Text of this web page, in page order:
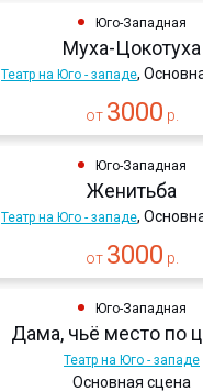
Юго-Западная
Муха-Цокотуха
Театр на Юго - западе,
от 3000 р.
Юго-Западная
Женитьба
Театр на Юго - западе,
от 3000 р.
Юго-Западная
Дама, чьё место по
Театр на Юго - западе
Основная сцена